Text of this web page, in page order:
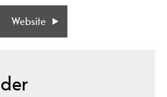
Website